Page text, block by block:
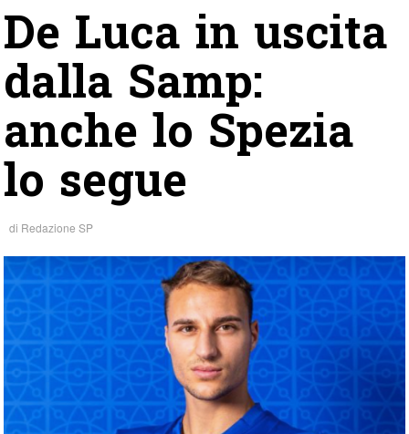
De Luca in uscita
dalla Samp:
anche lo Spezia
lo segue
di Redazione SP